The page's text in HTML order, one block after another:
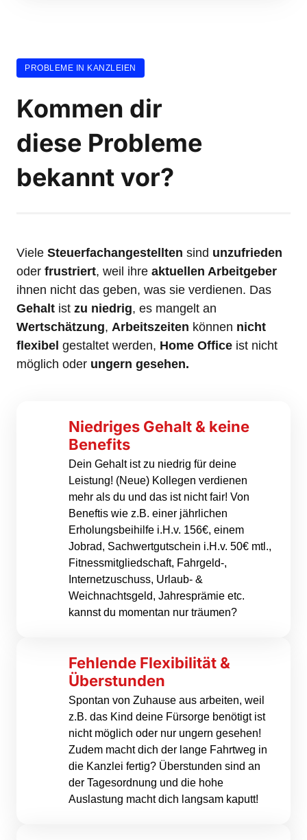
PROBLEME IN KANZLEIEN
Kommen dir
diese Probleme
bekannt vor?
Viele Steuerfachangestellten sind unzufrieden
oder frustriert, weil ihre aktuellen Arbeitgeber
Gehalt ist zu niedrig
Wertschätzung, Arbeitszeiten können nicht
flexibel gestaltet werden, Home Office ist nicht
möglich oder ungern gesehen.
Niedriges Gehalt & keine
Benefits
Dein Gehalt ist zu niedrig für deine
Leistung! (Neue) Kollegen verdienen
mehr als du und das ist nicht fair! Von
Beneftis wie z.B. einer jährlichen
Erholungsbeihilfe i.H.v. 156€, einem
Jobrad, Sachwertgutschein i.H.v. 50€ mtl.,
Fitnessmitgliedschaft, Fahrgeld-,
Internetzuschuss, Urlaub- &
Weichnachtsgeld, Jahresprämie etc.
kannst du momentan nur träumen?
Fehlende Flexibilität &
Überstunden
Spontan von Zuhause aus arbeiten, weil
z.B. das Kind deine Fürsorge benötigt ist
nicht möglich oder nur ungern gesehen!
Zudem macht dich der lange Fahrtweg in
die Kanzlei fertig? Überstunden sind an
der Tagesordnung und die hohe
Auslastung macht dich langsam kaputt!